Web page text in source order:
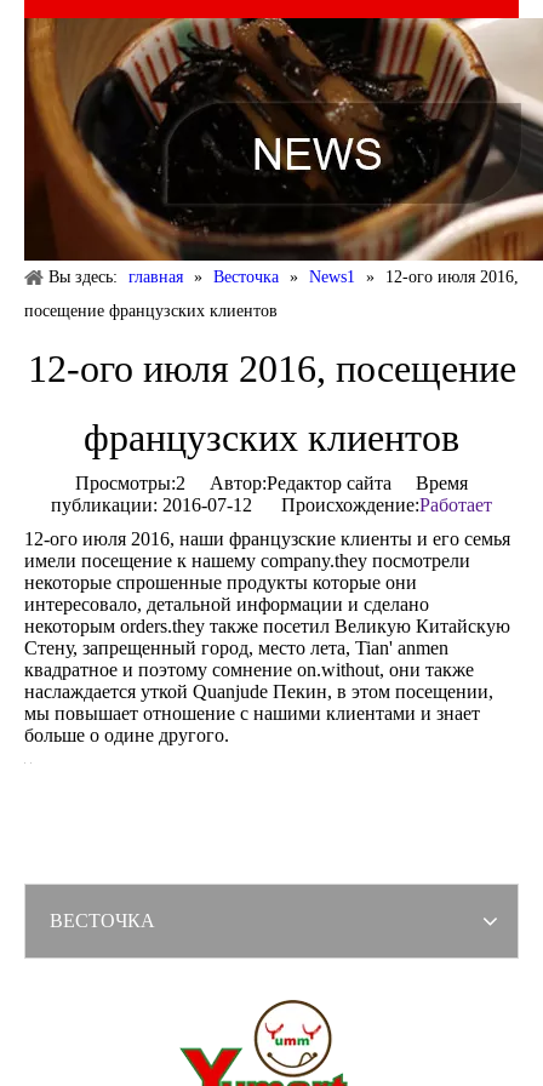
Вы здесь: главная » Весточка » News1 »
12-ого июля 2016,
посещение французских клиентов
12-ого июля 2016, посещение
французских клиентов
Просмотры:2 Автор:Pедактор сайта Время
публикации: 2016-07-12 Происхождение:Работает
12-ого июля 2016, наши французские клиенты и его семья
имели посещение к нашему company.they посмотрели
некоторые спрошенные продукты которые они
интересовало, детальной информации и сделано
некоторым orders.they также посетил Великую Китайскую
Стену, запрещенный город, место лета, Tian' anmen
квадратное и поэтому сомнение on.without, они также
наслаждается уткой Quanjude Пекин, в этом посещении,
мы повышает отношение с нашими клиентами и знает
больше о одине другого.
ВЕСТОЧКА